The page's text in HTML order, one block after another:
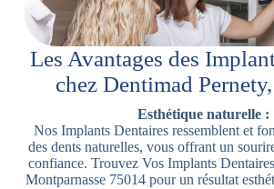
Les Avantages des
chez Dentimad
Esthétique naturelle :
Nos Implants Dentaires ressemblent et
des dents naturelles, vous offrant un
confiance. Trouvez Vos Implants
Montparnasse 75014 pour un résultat